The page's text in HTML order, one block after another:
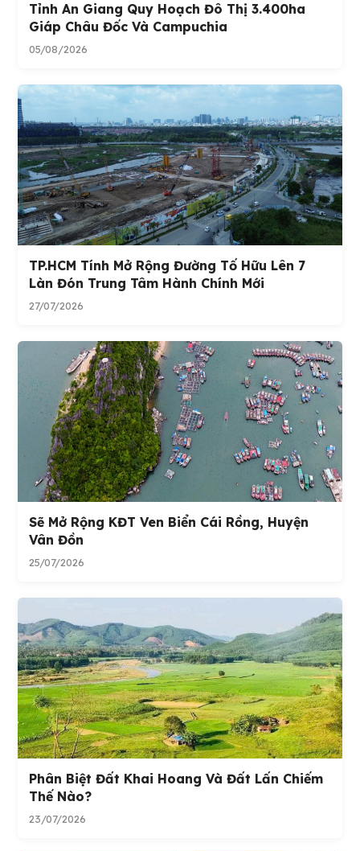
Tỉnh An Giang Quy Hoạch Đô Thị 3.400ha
Giáp Châu Đốc Và Campuchia
05/08/2026
TP.HCM Tính Mở Rộng Đường Tố Hữu Lên 7
Làn Đón Trung Tâm Hành Chính Mới
27/07/2026
Sẽ Mở Rộng KĐT Ven Biển Cái Rồng, Huyện
Vân Đồn
25/07/2026
Phân Biệt Đất Khai Hoang Và Đất Lấn Chiếm
Thế Nào?
23/07/2026